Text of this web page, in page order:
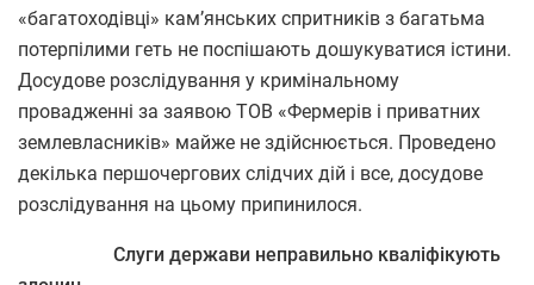
«багатоходівці» кам’янських спритників з багатьма
потерпілими геть не поспішають дошукуватися істини.
Досудове розслідування у кримінальному
провадженні за заявою ТОВ «Фермерів і приватних
землевласників» майже не здійснюється. Проведено
декілька першочергових слідчих дій і все, досудове
розслідування на цьому припинилося.
Слуги держави неправильно кваліфікують